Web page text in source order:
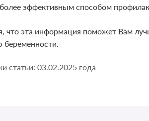
эффективным способом
что эта информация поможет Вам
беременности.
статьи: 03.02.2025 года